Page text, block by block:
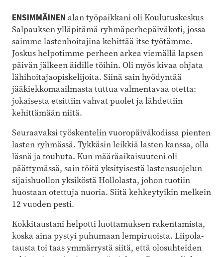
ENSIMMÄINEN alan työpaikkani oli Koulutuskeskus
Salpauksen ylläpitämä ryhmäperhepäiväkoti, jossa
saimme lastenhoitajina kehittää itse työtämme.
Joskus helpotimme perheen arkea viemällä lapsen
päivän jälkeen äidille töihin. Oli myös kivaa ohjata
lähihoitajaopiskelijoita. Siinä sain hyödyntää
jääkiekkomaailmasta tuttua valmentavaa otetta:
jokaisesta etsittiin vahvat puolet ja lähdettiin
kehittämään niitä.
Seuraavaksi työskentelin vuoropäiväkodissa pienten
lasten ryhmässä. Tykkäsin leikkiä lasten kanssa, olla
läsnä ja touhuta. Kun määräaikaisuuteni oli
päättymässä, sain töitä yksityisestä lastensuojelun
sijaishuollon yksiköstä Hollolasta, johon tuotiin
huostaan otettuja nuoria. Siitä kehkeytyikin melkein
12 vuoden pesti.
Kokkitaustani helpotti luottamuksen rakentamista,
koska aina pystyi puhumaan lempiruoista. Liipola-
tausta toi taas ymmärrystä siitä, että olosuhteiden